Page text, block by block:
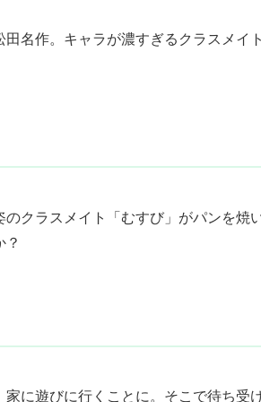
名作。キャラが濃すぎるクラスメイト
クラスメイト「むすび」がパンを焼
？
に遊びに行くことに。そこで待ち受